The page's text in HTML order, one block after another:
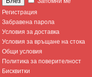
Регистрация
Забравена парола
Условия за доставка
Условия за връщане на стока
Общи условия
Политика за поверителност
Бисквитки